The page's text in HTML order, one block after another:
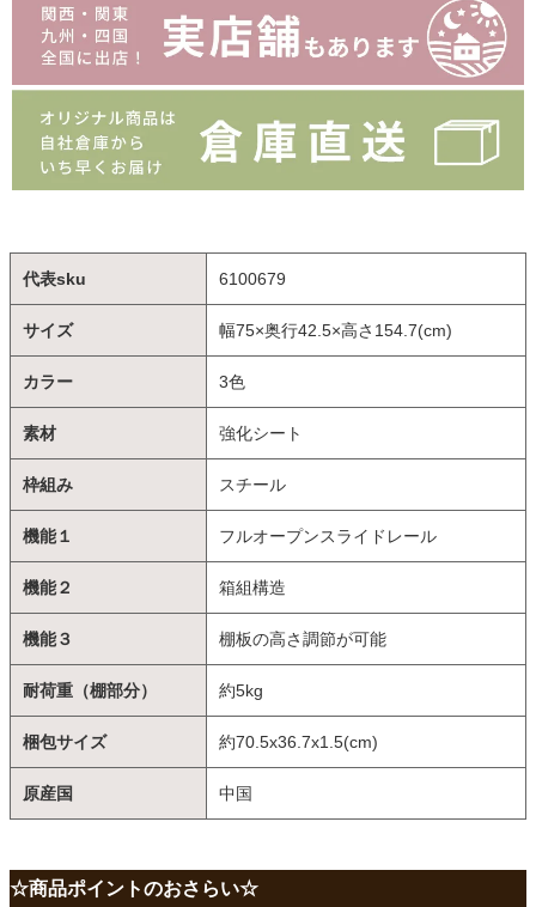
代表sku 6100679
サイズ 幅75×奥行42.5×高さ154.7(cm)
カラー 3色
素材 強化シート
枠組み スチール
機能１ フルオープンスライドレール
機能２ 箱組構造
機能３ 棚板の高さ調節が可能
耐荷重（棚部分） 約5kg
梱包サイズ 約70.5x36.7x1.5(cm)
原産国 中国
☆商品ポイントのおさらい☆